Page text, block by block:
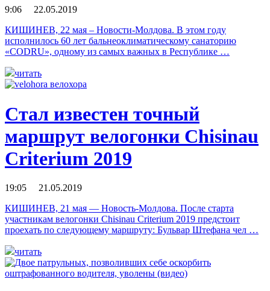
9:06 22.05.2019
КИШИНЕВ, 22 мая – Новости-Молдова. В этом году
исполнилось 60 лет бальнеоклиматическому санаторию
«CODRU», одному из самых важных в Республике …
читать
Стал известен точный
маршрут велогонки Chisinau
Criterium 2019
19:05 21.05.2019
КИШИНЕВ, 21 мая — Новость-Молдова. После старта
участникам велогонки Chisinau Criterium 2019 предстоит
проехать по следующему маршруту: Бульвар Штефана чел …
читать